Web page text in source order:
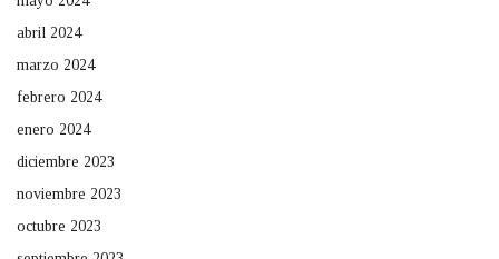
abril 2024
marzo 2024
febrero 2024
enero 2024
diciembre 2023
noviembre 2023
octubre 2023